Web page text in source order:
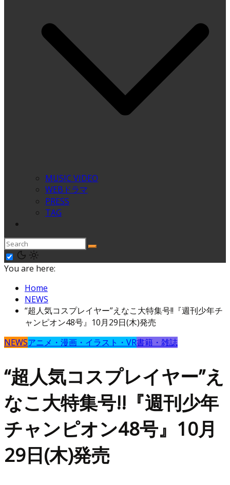
MUSIC VIDEO
WEBドラマ
PRESS
TAG
You are here:
Home
NEWS
“超人気コスプレイヤー”えなこ大特集号!!『週刊少年チ
ャンピオン48号』10月29日(木)発売
NEWSアニメ・漫画・イラスト・VR書籍・雑誌
“超人気コスプレイヤー”え
なこ大特集号!!『週刊少年
チャンピオン48号』10月
29日(木)発売